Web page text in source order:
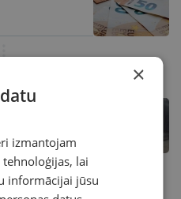
ir parādā 6
00:00
×
izmantojam
lai
informācijai jūsu